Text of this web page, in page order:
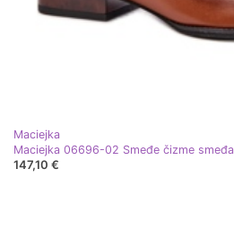
Maciejka
Maciejka 06696-02 Smeđe čizme smeđa
147,10 €